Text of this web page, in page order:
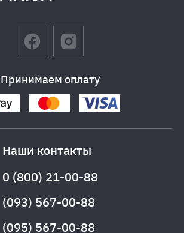
Принимаем оплату
Наши контакты
0 (800) 21-00-88
(093) 567-00-88
(095) 567-00-88